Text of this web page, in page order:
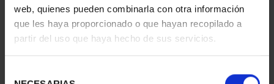
web, quienes pueden combinarla con otra información
que les haya proporcionado o que hayan recopilado a
partir del uso que haya hecho de sus servicios.
SUSCRIPCIÓN
CAPITALES DE
SUSCRIPCIÓN
CAPITALES DE